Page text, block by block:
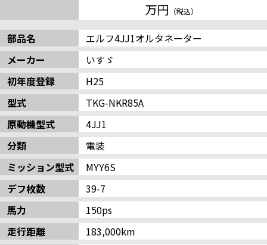
約済み
万円 （税込）
部品名
エルフ4JJ1オルタネーター
メーカー
いすゞ
初年度登録
H25
型式
TKG-NKR85A
原動機型式
4JJ1
分類
電装
ミッション型式
MYY6S
デフ枚数
39-7
馬力
150ps
走行距離
183,000km